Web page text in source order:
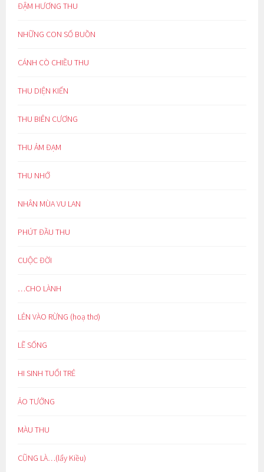
ĐẬM HƯƠNG THU
NHỮNG CON SỐ BUỒN
CÁNH CÒ CHIỀU THU
THU DIỆN KIẾN
THU BIÊN CƯƠNG
THU ẢM ĐẠM
THU NHỚ
NHÂN MÙA VU LAN
PHÚT ĐẦU THU
CUỘC ĐỜI
…CHO LÀNH
LẺN VÀO RỪNG (hoạ thơ)
LẼ SỐNG
HI SINH TUỔI TRẺ
ẢO TƯỞNG
MÀU THU
CŨNG LÀ…(lẩy Kiều)